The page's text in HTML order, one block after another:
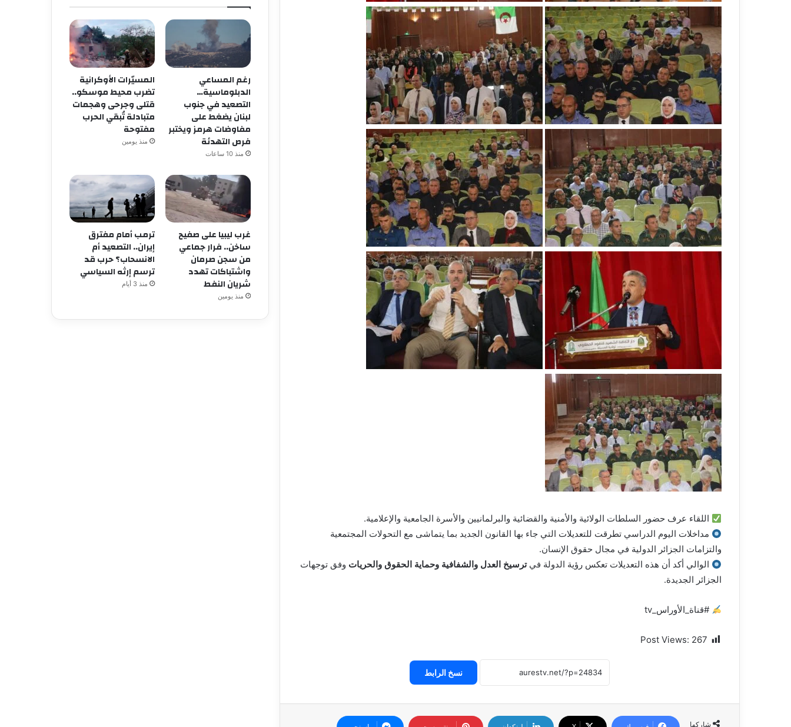
اللقاء عرف حضور السلطات الولائية والأمنية والقضائية والبرلمانيين والأسرة الجامعية والإعلامية.
مداخلات اليوم الدراسي تطرقت للتعديلات التي جاء بها القانون الجديد بما يتماشى مع التحولات المجتمعية
والتزامات الجزائر الدولية في مجال حقوق الإنسان.
الوالي أكد أن هذه التعديلات تعكس رؤية الدولة فيترسيخ العدل والشفافية وحماية الحقوق والحريات وفق توجهات
الجزائر الجديدة.
#قناة_الأوراس_tv
Post Views: 267
نسخ الرابط
شاركها
رغم المساعي
الدبلوماسية…
التصعيد في جنوب
لبنان يضغط على
مفاوضات هرمز ويختبر
فرص التهدئة
منذ 10 ساعات
المسيّرات الأوكرانية
تضرب محيط موسكو..
قتلى وجرحى وهجمات
متبادلة تُبقي الحرب
مفتوحة
منذ يومين
غرب ليبيا على صفيح
ساخن.. فرار جماعي
من سجن صرمان
واشتباكات تهدد
شريان النفط
منذ يومين
ترمب أمام مفترق
إيران.. التصعيد أم
الانسحاب؟ حرب قد
ترسم إرثه السياسي
منذ 3 أيام